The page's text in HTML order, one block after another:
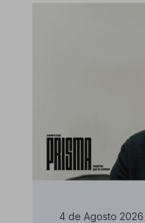
4 de Agosto 2026